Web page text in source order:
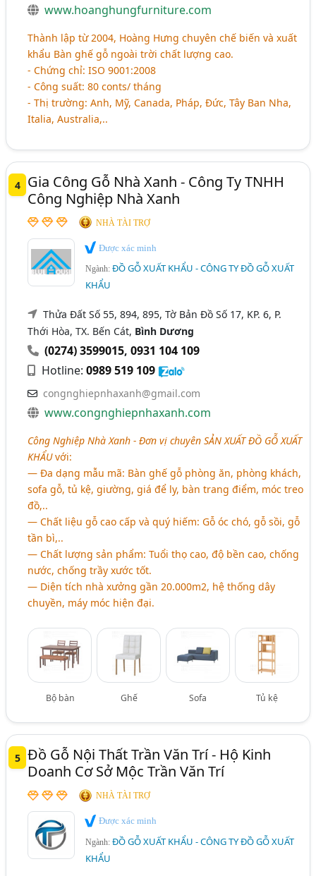
www.hoanghungfurniture.com
Thành lập từ 2004, Hoàng Hưng chuyên chế biến và xuất
khẩu Bàn ghế gỗ ngoài trời chất lượng cao.
- Chứng chỉ: ISO 9001:2008
- Công suất: 80 conts/ tháng
- Thị trường: Anh, Mỹ, Canada, Pháp, Đức, Tây Ban Nha,
Italia, Australia,..
4
Gia Công Gỗ Nhà Xanh - Công Ty TNHH
Công Nghiệp Nhà Xanh
NHÀ TÀI TRỢ
Được xác minh
Ngành:ĐỒ GỖ XUẤT KHẨU - CÔNG TY ĐỒ GỖ XUẤT
KHẨU
Thửa Đất Số 55, 894, 895, Tờ Bản Đồ Số 17, KP. 6, P.
Thới Hòa, TX. Bến Cát, Bình Dương
(0274) 3599015,0931 104 109
Hotline:0989 519 109
congnghiepnhaxanh@gmail.com
www.congnghiepnhaxanh.com
Công Nghiệp Nhà Xanh - Đơn vị chuyênSẢN XUẤT ĐỒ GỖ XUẤT
KHẨUvới:
― Đa dạng mẫu mã: Bàn ghế gỗ phòng ăn, phòng khách,
sofa gỗ, tủ kệ, giường, giá để ly, bàn trang điểm, móc treo
đồ,..
― Chất liệu gỗ cao cấp và quý hiếm: Gỗ óc chó, gỗ sồi, gỗ
tần bì,..
― Chất lượng sản phẩm: Tuổi thọ cao, độ bền cao, chống
nước, chống trầy xước tốt.
― Diện tích nhà xưởng gần 20.000m2, hệ thống dây
chuyền, máy móc hiện đại.
Bộ bàn Ghế Sofa Tủ kệ
5 Đồ Gỗ Nội Thất Trần Văn Trí - Hộ Kinh
Doanh Cơ Sở Mộc Trần Văn Trí
NHÀ TÀI TRỢ
Được xác minh
Ngành:ĐỒ GỖ XUẤT KHẨU - CÔNG TY ĐỒ GỖ XUẤT
KHẨU